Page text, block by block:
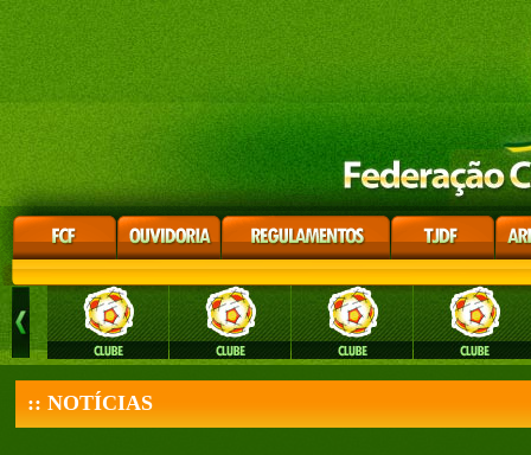
:: NOTÍCIAS